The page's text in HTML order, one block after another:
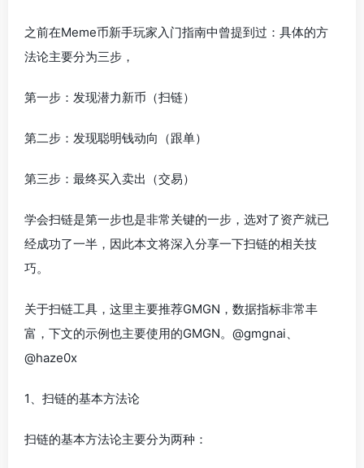
之前在Meme币新手玩家入门指南中曾提到过：具体的方
法论主要分为三步，
第一步：发现潜力新币（扫链）
第二步：发现聪明钱动向（跟单）
第三步：最终买入卖出（交易）
学会扫链是第一步也是非常关键的一步，选对了资产就已
经成功了一半，因此本文将深入分享一下扫链的相关技
巧。
关于扫链工具，这里主要推荐GMGN，数据指标非常丰
富，下文的示例也主要使用的GMGN。@gmgnai、
@haze0x
1、扫链的基本方法论
扫链的基本方法论主要分为两种：